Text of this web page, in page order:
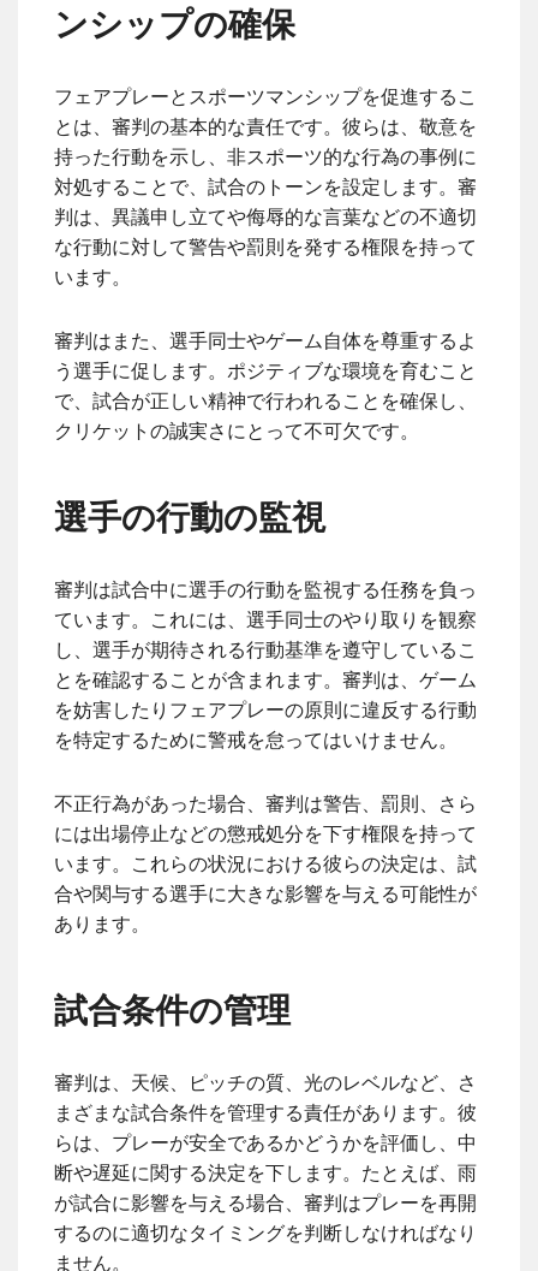
ンシップの確保
フェアプレーとスポーツマンシップを促進するこ
とは、審判の基本的な責任です。彼らは、敬意を
持った行動を示し、非スポーツ的な行為の事例に
対処することで、試合のトーンを設定します。審
判は、異議申し立てや侮辱的な言葉などの不適切
な行動に対して警告や罰則を発する権限を持って
います。
審判はまた、選手同士やゲーム自体を尊重するよ
う選手に促します。ポジティブな環境を育むこと
で、試合が正しい精神で行われることを確保し、
クリケットの誠実さにとって不可欠です。
選手の行動の監視
審判は試合中に選手の行動を監視する任務を負っ
ています。これには、選手同士のやり取りを観察
し、選手が期待される行動基準を遵守しているこ
とを確認することが含まれます。審判は、ゲーム
を妨害したりフェアプレーの原則に違反する行動
を特定するために警戒を怠ってはいけません。
不正行為があった場合、審判は警告、罰則、さら
には出場停止などの懲戒処分を下す権限を持って
います。これらの状況における彼らの決定は、試
合や関与する選手に大きな影響を与える可能性が
あります。
試合条件の管理
審判は、天候、ピッチの質、光のレベルなど、さ
まざまな試合条件を管理する責任があります。彼
らは、プレーが安全であるかどうかを評価し、中
断や遅延に関する決定を下します。たとえば、雨
が試合に影響を与える場合、審判はプレーを再開
するのに適切なタイミングを判断しなければなり
ません。